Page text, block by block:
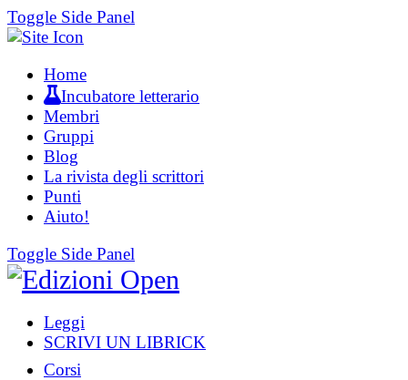
Toggle Side Panel
Home
Incubatore letterario
Membri
Gruppi
Blog
La rivista degli scrittori
Punti
Aiuto!
Toggle Side Panel
Leggi
SCRIVI UN LIBRICK
Corsi